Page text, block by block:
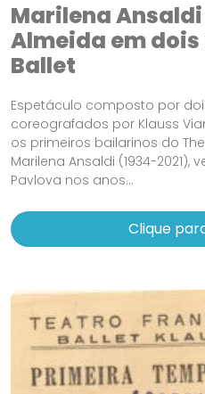
Marilena
Almeida em
Ballet
Espetáculo composto por
coreografados por Klauss
os primeiros bailarinos do
Marilena Ansaldi (1934-2021),
Pavlova nos anos...
Clique